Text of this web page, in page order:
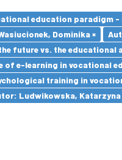
education paradigm
Dominika ×
future vs. the
of e-learning in vocational
training in
Ludwikowska, Katarzyna